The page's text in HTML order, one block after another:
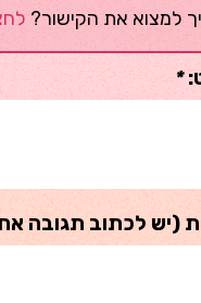
למצוא את הקישור?
*
(יש לכתוב תגובה